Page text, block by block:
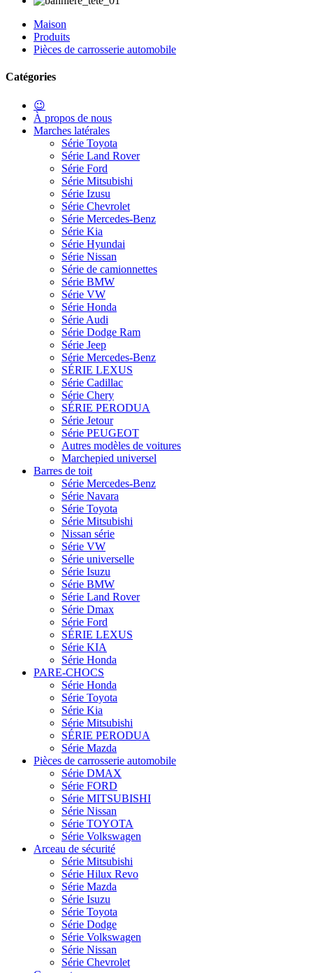
Maison
Produits
Pièces de carrosserie automobile
Catégories
😉
À propos de nous
Marches latérales
Série Toyota
Série Land Rover
Série Ford
Série Mitsubishi
Série Izusu
Série Chevrolet
Série Mercedes-Benz
Série Kia
Série Hyundai
Série Nissan
Série de camionnettes
Série BMW
Série VW
Série Honda
Série Audi
Série Dodge Ram
Série Jeep
Série Mercedes-Benz
SÉRIE LEXUS
Série Cadillac
Série Chery
SÉRIE PERODUA
Série Jetour
Série PEUGEOT
Autres modèles de voitures
Marchepied universel
Barres de toit
Série Mercedes-Benz
Série Navara
Série Toyota
Série Mitsubishi
Nissan série
Série VW
Série universelle
Série Isuzu
Série BMW
Série Land Rover
Série Dmax
Série Ford
SÉRIE LEXUS
Série KIA
Série Honda
PARE-CHOCS
Série Honda
Série Toyota
Série Kia
Série Mitsubishi
SÉRIE PERODUA
Série Mazda
Pièces de carrosserie automobile
Série DMAX
Série FORD
Série MITSUBISHI
Série Nissan
Série TOYOTA
Série Volkswagen
Arceau de sécurité
Série Mitsubishi
Série Hilux Revo
Série Mazda
Série Isuzu
Série Toyota
Série Dodge
Série Volkswagen
Série Nissan
Série Chevrolet